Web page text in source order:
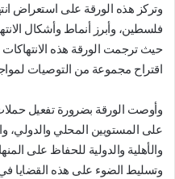
وتركز هذه الورقة على استعراض
فلسطين، وأبرز أنماط وأشكال
حيث ترجمت الورقة هذه
اقتراح مجموعة من التوصيات
وأوصت الورقة بضرورة تفعيل
على المستويين المحلي والدولي،
والأهلية والدولية للحفاظ على
وتسليط الضوء على هذه القضايا